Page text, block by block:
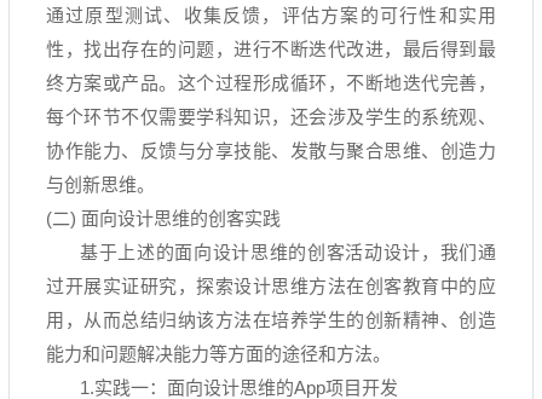
通过原型测试、收集反馈，评估方案的可行性和实用
性，找出存在的问题，进行不断迭代改进，最后得到最
终方案或产品。这个过程形成循环，不断地迭代完善，
每个环节不仅需要学科知识，还会涉及学生的系统观、
协作能力、反馈与分享技能、发散与聚合思维、创造力
与创新思维。
(二) 面向设计思维的创客实践
基于上述的面向设计思维的创客活动设计，我们通
过开展实证研究，探索设计思维方法在创客教育中的应
用，从而总结归纳该方法在培养学生的创新精神、创造
能力和问题解决能力等方面的途径和方法。
1.实践一：面向设计思维的App项目开发